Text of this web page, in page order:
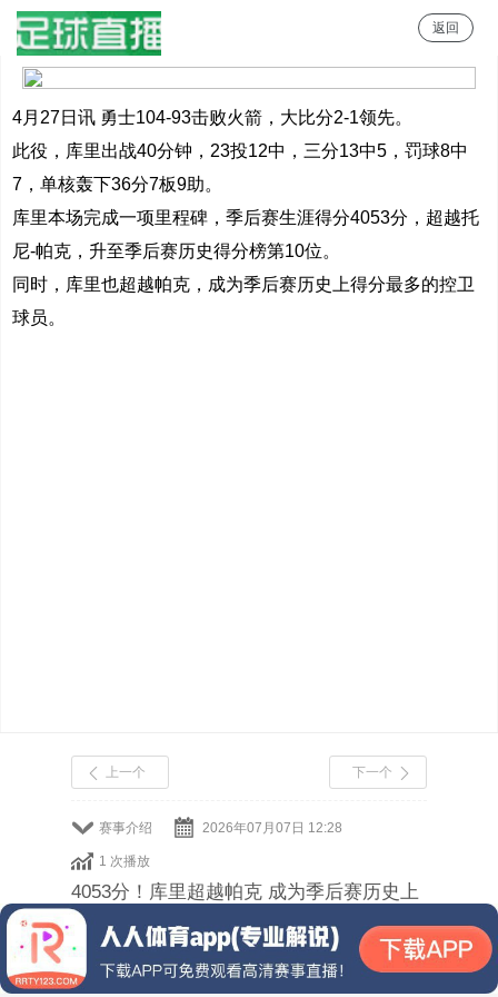
足球直播
返回
4月27日讯 勇士104-93击败火箭，大比分2-1领先。
此役，库里出战40分钟，23投12中，三分13中5，罚球8中
7，单核轰下36分7板9助。
库里本场完成一项里程碑，季后赛生涯得分4053分，超越托
尼-帕克，升至季后赛历史得分榜第10位。
同时，库里也超越帕克，成为季后赛历史上得分最多的控卫
球员。
赛事介绍 2026年07月07日 12:28
1 次播放
上一个 下一个
4053分！库里超越帕克 成为季后赛历史上
得分最多的控卫